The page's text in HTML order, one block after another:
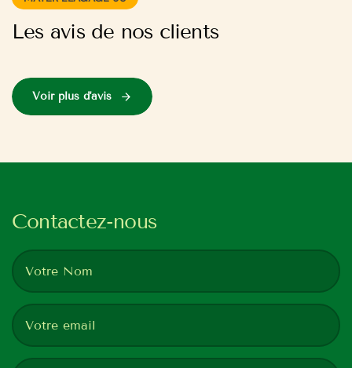
Les avis de nos clients
Voir plus d'avis
Contactez-nous